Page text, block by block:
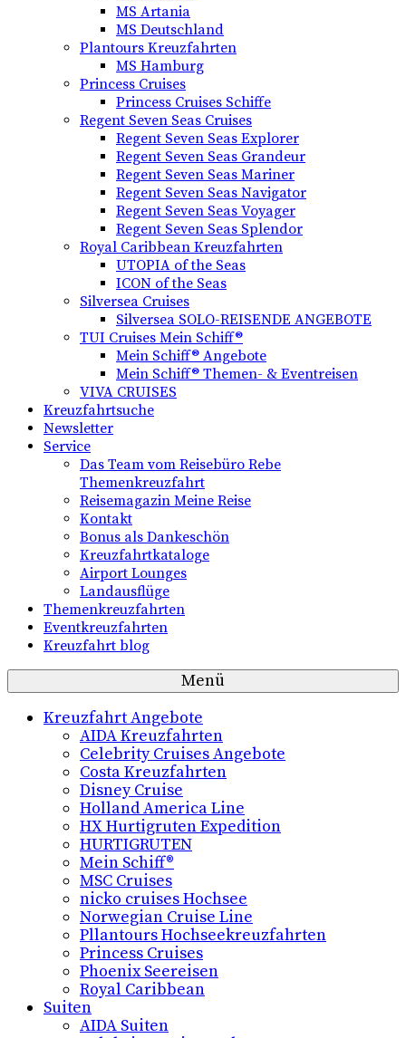
MS Artania
MS Deutschland
Plantours Kreuzfahrten
MS Hamburg
Princess Cruises
Princess Cruises Schiffe
Regent Seven Seas Cruises
Regent Seven Seas Explorer
Regent Seven Seas Grandeur
Regent Seven Seas Mariner
Regent Seven Seas Navigator
Regent Seven Seas Voyager
Regent Seven Seas Splendor
Royal Caribbean Kreuzfahrten
UTOPIA of the Seas
ICON of the Seas
Silversea Cruises
Silversea SOLO-REISENDE ANGEBOTE
TUI Cruises Mein Schiff®
Mein Schiff® Angebote
Mein Schiff® Themen- & Eventreisen
VIVA CRUISES
Kreuzfahrtsuche
Newsletter
Service
Das Team vom Reisebüro Rebe
Themenkreuzfahrt
Reisemagazin Meine Reise
Kontakt
Bonus als Dankeschön
Kreuzfahrtkataloge
Airport Lounges
Landausflüge
Themenkreuzfahrten
Eventkreuzfahrten
Kreuzfahrt blog
Menü
Kreuzfahrt Angebote
AIDA Kreuzfahrten
Celebrity Cruises Angebote
Costa Kreuzfahrten
Disney Cruise
Holland America Line
HX Hurtigruten Expedition
HURTIGRUTEN
Mein Schiff®
MSC Cruises
nicko cruises Hochsee
Norwegian Cruise Line
Pllantours Hochseekreuzfahrten
Princess Cruises
Phoenix Seereisen
Royal Caribbean
Suiten
AIDA Suiten